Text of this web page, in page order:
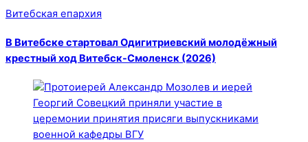
Витебская епархия
В Витебске стартовал Одигитриевский молодёжный
крестный ход Витебск-Смоленск (2026)